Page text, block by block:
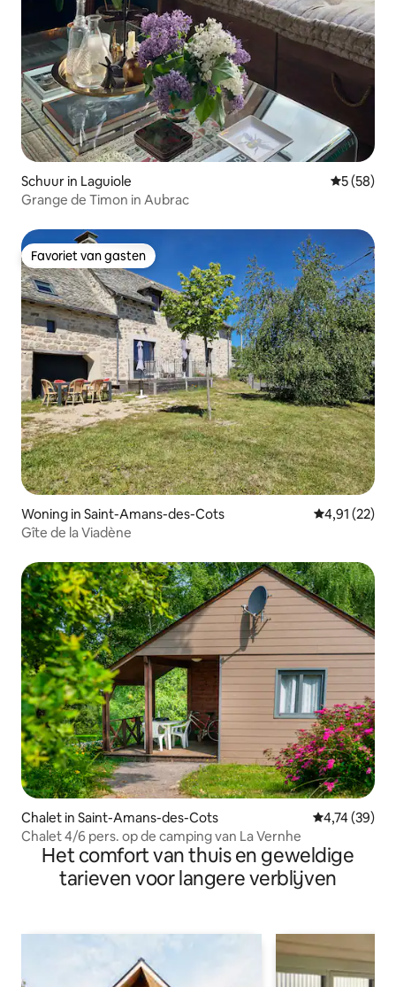
Schuur in Laguiole
5 (58)
Grange de Timon in Aubrac
Favoriet van gasten
Favoriet van gasten
Woning in Saint-Amans-des-Cots Gemiddelde
4,91 (22)
Gîte de la Viadène
Chalet in Saint-Amans-des-Cots Gemiddelde
4,74 (39)
Chalet 4/6 pers. op de camping van La Vernhe
Het comfort van thuis en geweldige
tarieven voor langere verblijven